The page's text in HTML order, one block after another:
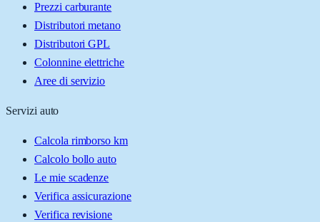
Prezzi carburante
Distributori metano
Distributori GPL
Colonnine elettriche
Aree di servizio
Servizi auto
Calcola rimborso km
Calcolo bollo auto
Le mie scadenze
Verifica assicurazione
Verifica revisione